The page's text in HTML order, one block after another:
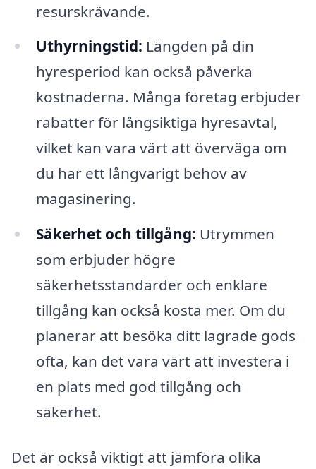
resurskrävande.
Uthyrningstid: Längden på din
hyresperiod kan också påverka
kostnaderna. Många företag erbjuder
rabatter för långsiktiga hyresavtal,
vilket kan vara värt att överväga om
du har ett långvarigt behov av
magasinering.
Säkerhet och tillgång: Utrymmen
som erbjuder högre
säkerhetsstandarder och enklare
tillgång kan också kosta mer. Om du
planerar att besöka ditt lagrade gods
ofta, kan det vara värt att investera i
en plats med god tillgång och
säkerhet.
Det är också viktigt att jämföra olika